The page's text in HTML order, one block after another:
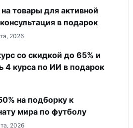
товары для активной
в подарок
2026
со скидкой до 65% и
4 курса по ИИ в подарок
на подборку к
мира по футболу
2026